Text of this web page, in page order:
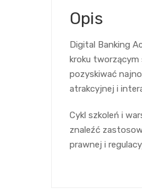
Opis
Digital Banking
kroku tworzącym
pozyskiwać
atrakcyjnej i
Cykl szkoleń i
znaleźć
prawnej i